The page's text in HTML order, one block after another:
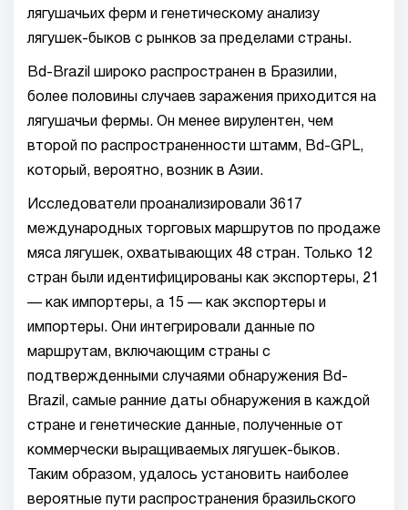
лягушачьих ферм и генетическому анализу
лягушек-быков с рынков за пределами страны.
Bd-Brazil широко распространен в Бразилии,
более половины случаев заражения приходится на
лягушачьи фермы. Он менее вирулентен, чем
второй по распространенности штамм, Bd-GPL,
который, вероятно, возник в Азии.
Исследователи проанализировали 3617
международных торговых маршрутов по продаже
мяса лягушек, охватывающих 48 стран. Только 12
стран были идентифицированы как экспортеры, 21
— как импортеры, а 15 — как экспортеры и
импортеры. Они интегрировали данные по
маршрутам, включающим страны с
подтвержденными случаями обнаружения Bd-
Brazil, самые ранние даты обнаружения в каждой
стране и генетические данные, полученные от
коммерчески выращиваемых лягушек-быков.
Таким образом, удалось установить наиболее
вероятные пути распространения бразильского